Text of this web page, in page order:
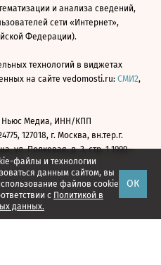
файлы и технологии
данным сайтом, вы
файлов cookie
с Политикой в
данных.
ОК
и анализа сведений,
сети «Интернет»,
Федерации).
технологий в виджетах
на сайте vedomosti.ru: СМИ2,
Ньюс Медиа, ИНН/КПП
127018, г. Москва, вн.тер.г.
ул. Полковая, д. 3, стр. 1 1999—